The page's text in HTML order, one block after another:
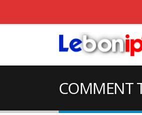
COMMENT